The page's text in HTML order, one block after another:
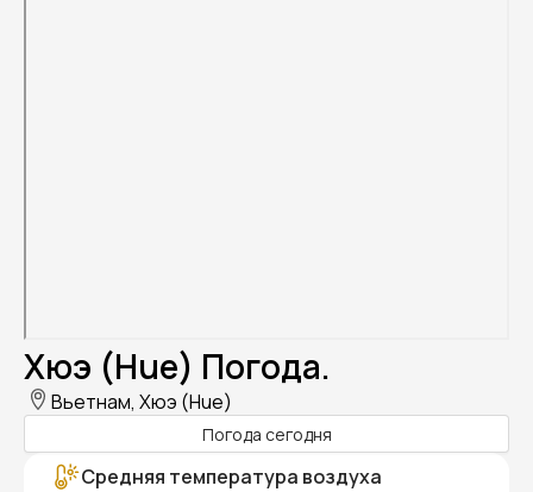
Хюэ (Hue) Погода.
Вьетнам, Хюэ (Hue)
Погода сегодня
Средняя температура воздуха